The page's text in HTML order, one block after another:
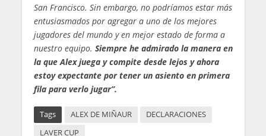
San Francisco. Sin embargo, no podríamos estar más
entusiasmados por agregar a uno de los mejores
jugadores del mundo y en mejor estado de forma a
nuestro equipo. Siempre he admirado la manera en
la que Alex juega y compite desde lejos y ahora
estoy expectante por tener un asiento en primera
fila para verlo jugar”.
Tags ALEX DE MIÑAUR
DECLARACIONES
LAVER CUP